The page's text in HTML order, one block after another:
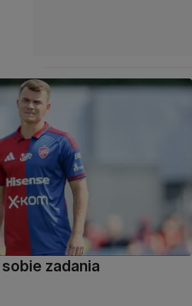
sobie zadania